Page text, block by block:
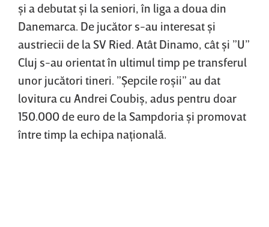
şi a debutat şi la seniori, în liga a doua din
Danemarca. De jucător s-au interesat şi
austriecii de la SV Ried. Atât Dinamo, cât şi ”U”
Cluj s-au orientat în ultimul timp pe transferul
unor jucători tineri. ”Şepcile roşii” au dat
lovitura cu Andrei Coubiş, adus pentru doar
150.000 de euro de la Sampdoria şi promovat
între timp la echipa naţională.